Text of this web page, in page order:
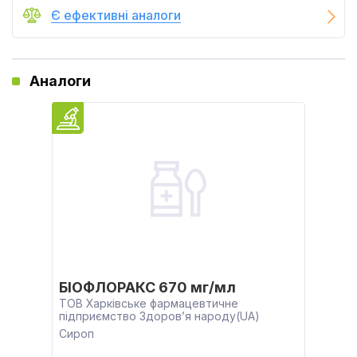
Є ефективні аналоги
Аналоги
БІОФЛОРАКС 670 мг/мл
ТОВ Харківське фармацевтичне
підприємство Здоров’я народу(UA)
Сироп